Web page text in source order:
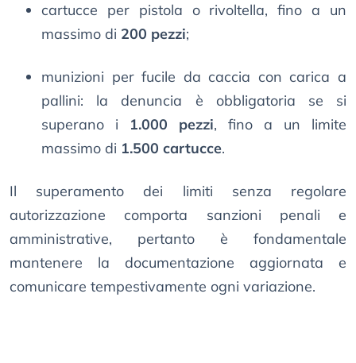
cartucce per pistola o rivoltella, fino a un
massimo di 200 pezzi;
munizioni per fucile da caccia con carica a
pallini: la denuncia è obbligatoria se si
superano i 1.000 pezzi, fino a un limite
massimo di 1.500 cartucce.
Il superamento dei limiti senza regolare
autorizzazione comporta sanzioni penali e
amministrative, pertanto è fondamentale
mantenere la documentazione aggiornata e
comunicare tempestivamente ogni variazione.